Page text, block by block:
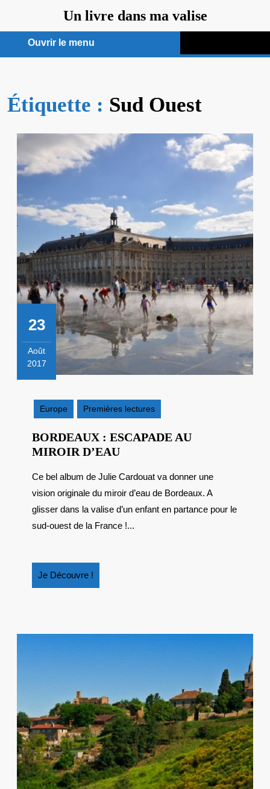
contenu
Un livre dans ma valise
Ouvrir le menu
menu
Étiquette : Sud Ouest
23
Août
2017
2017
Europe
Premières lectures
BORDEAUX : ESCAPADE AU
MIROIR D’EAUBORDEAUX
ESCAPADE
AU
MIROIR
D’EAU
Ce bel album de Julie Cardouat va donner une
vision originale du miroir d’eau de Bordeaux. A
glisser dans la valise d’un enfant en partance pour le
sud-ouest de la France !...
Je Découvre !
Découvre